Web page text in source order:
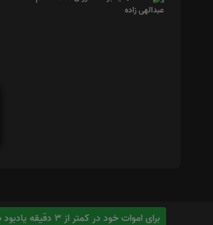
برای اموات خود در کمتر از 3 دقیقه یادبود بسازید